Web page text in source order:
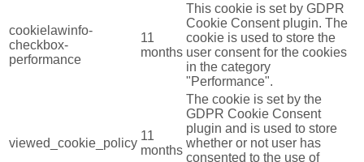
cookielawinfo-
checkbox-
performance
11
months
This cookie is set by GDPR
Cookie Consent plugin. The
cookie is used to store the
user consent for the cookies
in the category
"Performance".
viewed_cookie_policy
11
months
The cookie is set by the
GDPR Cookie Consent
plugin and is used to store
whether or not user has
consented to the use of